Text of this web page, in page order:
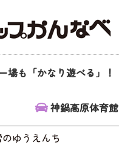
うえんち|
】アップ
べ｜兵庫
市・関
場も「かなり遊べる」！
神鍋高原体育館
のゆうえんち